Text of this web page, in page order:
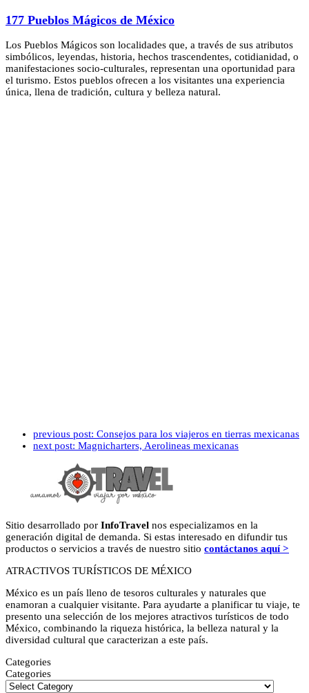
177 Pueblos Mágicos de México
Los Pueblos Mágicos son localidades que, a través de sus atributos
simbólicos, leyendas, historia, hechos trascendentes, cotidianidad, o
manifestaciones socio-culturales, representan una oportunidad para
el turismo. Estos pueblos ofrecen a los visitantes una experiencia
única, llena de tradición, cultura y belleza natural.
previous post: Consejos para los viajeros en tierras mexicanas
next post: Magnicharters, Aerolineas mexicanas
Sitio desarrollado por InfoTravel nos especializamos en la
generación digital de demanda. Si estas interesado en difundir tus
productos o servicios a través de nuestro sitio contáctanos aquí >
ATRACTIVOS TURÍSTICOS DE MÉXICO
México es un país lleno de tesoros culturales y naturales que
enamoran a cualquier visitante. Para ayudarte a planificar tu viaje, te
presento una selección de los mejores atractivos turísticos de todo
México, combinando la riqueza histórica, la belleza natural y la
diversidad cultural que caracterizan a este país.
Categories
Categories